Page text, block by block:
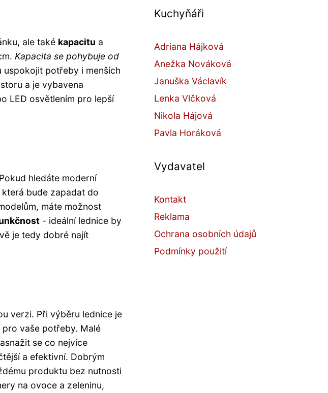
ale také kapacitu a
Kapacita se pohybuje od
uspokojit potřeby i menších
a je vybavena
LED osvětlením pro lepší
hledáte moderní
která bude zapadat do
máte možnost
- ideální lednice by
je tedy dobré najít
verzi. Při výběru lednice je
vaše potřeby. Malé
se co nejvíce
a efektivní. Dobrým
produktu bez nutnosti
na ovoce a zeleninu,
Kuchyňáři
Adriana Hájková
Anežka Nováková
Januška Václavík
Lenka Vlčková
Nikola Hájová
Pavla Horáková
Vydavatel
Kontakt
Reklama
Ochrana osobních údajů
Podmínky použití